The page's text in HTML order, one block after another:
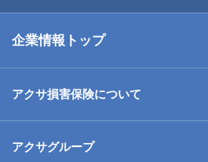
企業情報トップ
アクサ損害保険について
アクサグループ